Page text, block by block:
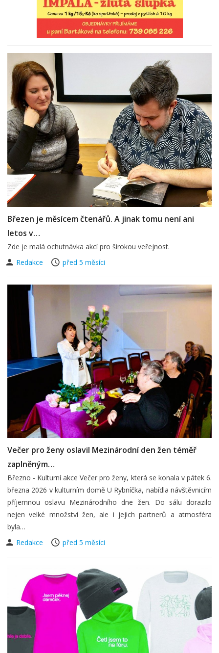
Březen je měsícem čtenářů. A jinak tomu není ani
letos v…
Zde je malá ochutnávka akcí pro širokou veřejnost.
Redakce
před 5 měsíci
Večer pro ženy oslavil Mezinárodní den žen téměř
zaplněným…
Březno - Kulturní akce Večer pro ženy, která se konala v pátek 6.
března 2026 v kulturním domě U Rybníčka, nabídla návštěvnicím
příjemnou oslavu Mezinárodního dne žen. Do sálu dorazilo
nejen velké množství žen, ale i jejich partnerů a atmosféra
byla…
Redakce
před 5 měsíci